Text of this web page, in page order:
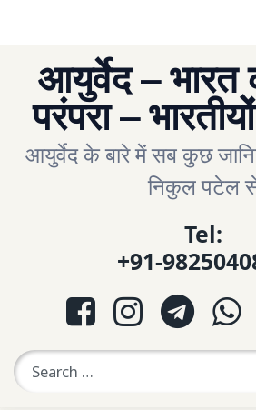
English Site
ગુજરાતી સાઈટ
Question- Answer
content
आयुर्वेद – भारत
परंपरा –
आयुर्वेद के बारे में सब कुछ
निकुल पटेल
Tel:
+91-
Facebook
Instagram